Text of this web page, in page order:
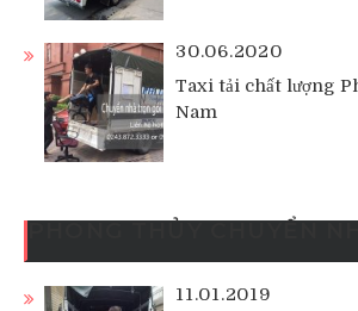
30.06.2020
Taxi tải chất lượng
Nam
11.01.2019